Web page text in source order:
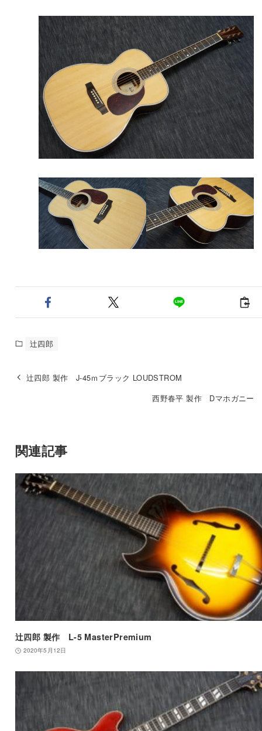
辻四郎
辻四郎 製作 J-45ｍブラック LOUDSTROM
西野春平 製作 Dマホガニー
関連記事
辻四郎 製作 L-5 MasterPremium
2020年5月12日